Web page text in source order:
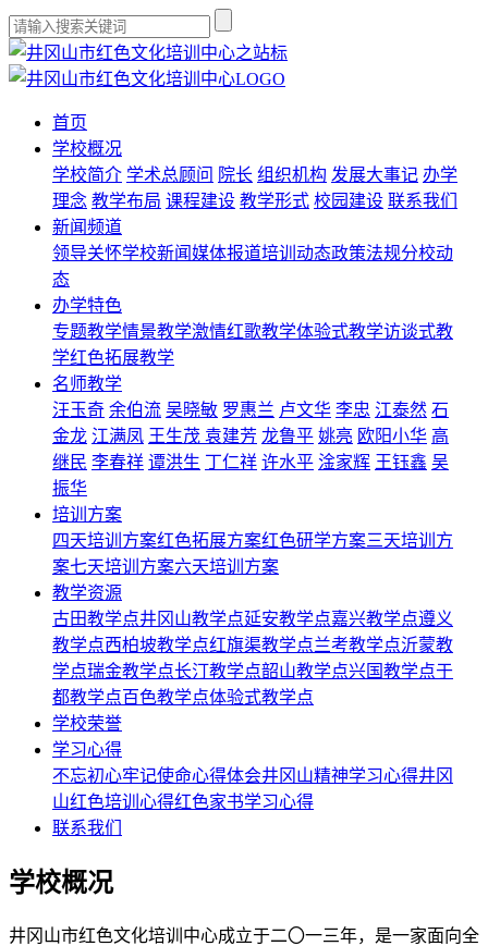
首页
学校概况
学校简介 学术总顾问 院长 组织机构 发展大事记 办学
理念 教学布局 课程建设 教学形式 校园建设 联系我们
新闻频道
领导关怀学校新闻媒体报道培训动态政策法规分校动
态
办学特色
专题教学情景教学激情红歌教学体验式教学访谈式教
学红色拓展教学
名师教学
汪玉奇 余伯流 吴晓敏 罗惠兰 卢文华 李忠 江泰然 石
金龙 江满凤 王生茂 袁建芳 龙鲁平 姚亮 欧阳小华 高
继民 李春祥 谭洪生 丁仁祥 许水平 淦家辉 王钰鑫 吴
振华
培训方案
四天培训方案红色拓展方案红色研学方案三天培训方
案七天培训方案六天培训方案
教学资源
古田教学点井冈山教学点延安教学点嘉兴教学点遵义
教学点西柏坡教学点红旗渠教学点兰考教学点沂蒙教
学点瑞金教学点长汀教学点韶山教学点兴国教学点于
都教学点百色教学点体验式教学点
学校荣誉
学习心得
不忘初心牢记使命心得体会井冈山精神学习心得井冈
山红色培训心得红色家书学习心得
联系我们
学校概况
井冈山市红色文化培训中心成立于二〇一三年，是一家面向全